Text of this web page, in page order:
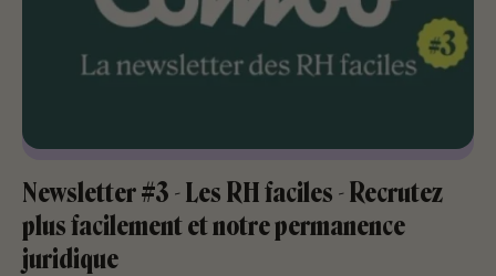
Newsletter #3 - Les RH faciles - Recrutez
plus facilement et notre permanence
juridique